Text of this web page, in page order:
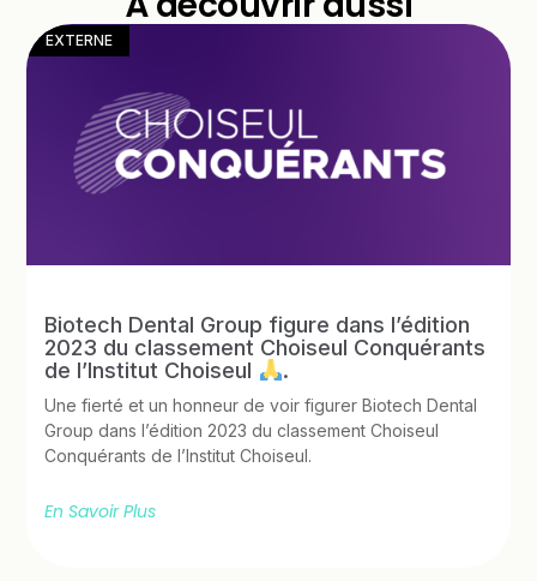
EXTERNE
Biotech Dental Group figure dans l’édition
2023 du classement Choiseul Conquérants
de l’Institut Choiseul
.
Une fierté et un honneur de voir figurer Biotech Dental
Group dans l’édition 2023 du classement Choiseul
Conquérants de l’Institut Choiseul.
En Savoir Plus